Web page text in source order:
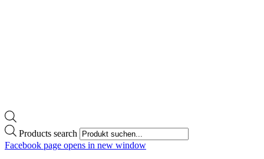
Products search
Facebook page opens in new window